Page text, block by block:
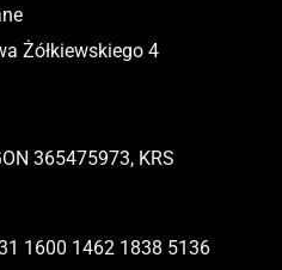
Żółkiewskiego 4
365475973, KRS
1600 1462 1838 5136